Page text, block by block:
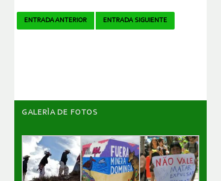
Navegador
ENTRADA ANTERIOR ENTRADA SIGUIENTE
GALERÌA DE FOTOS